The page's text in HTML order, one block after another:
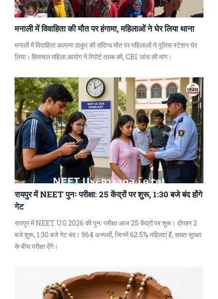
मनाली में विवाहिता की मौत पर हंगामा, महिलाओं ने घेर लिया थाना
मनाली में विवाहिता कल्पना ठाकुर की संदिग्ध मौत पर महिलाओं ने पुलिस स्टेशन घेर
लिया। हिमाचल महिला आयोग ने रिपोर्ट तलब की, CBI जांच की मांग।
रायपुर में NEET पुनः परीक्षा: 25 केंद्रों पर शुरू, 1:30 बजे बंद होंगे
गेट
रायपुर में NEET UG 2026 की पुनः परीक्षा आज 25 केंद्रों पर शुरू। दोपहर 2
बजे शुरू, 1:30 बजे गेट बंद। 964 अभ्यर्थी, जिनमें 62.5% महिलाएं हैं, सख्त सुरक्षा
के बीच परीक्षा देंगे।